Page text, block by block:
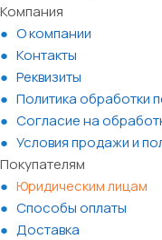
Компания
О компании
Контакты
Реквизиты
Политика обработки
Согласие на
Условия продажи и
Покупателям
Юридическим лицам
Способы оплаты
Доставка